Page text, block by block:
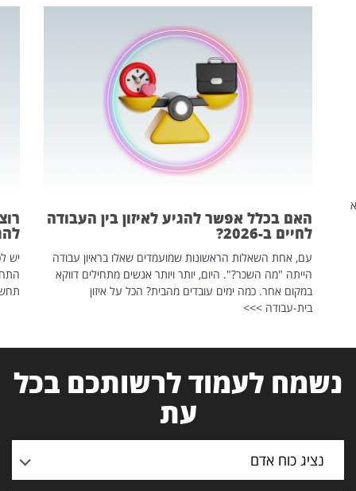
האם בכלל אפשר להגיע לאיזון בין העבודה
לחיים ב-2026?
עם, אחת השאלות הראשונות שמועמדים שאלו בראיון עבודה
הייתה "מה השכר?". היום, יותר ויותר אנשים מתחילים דווקא
במקום אחר. כמה ימים עובדים מהבית? הכל על איזון
בית-עבודה >>>
יש
נשמח לעמוד לרשותכם בכל
עת
נציג כוח אדם